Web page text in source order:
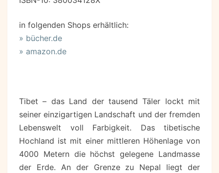
in folgenden Shops erhältlich:
» bücher.de
» amazon.de
Tibet – das Land der tausend Täler lockt mit
seiner einzigartigen Landschaft und der fremden
Lebenswelt voll Farbigkeit. Das tibetische
Hochland ist mit einer mittleren Höhenlage von
4000 Metern die höchst gelegene Landmasse
der Erde. An der Grenze zu Nepal liegt der